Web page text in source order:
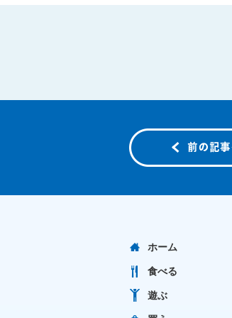
ホーム
食べる
遊ぶ